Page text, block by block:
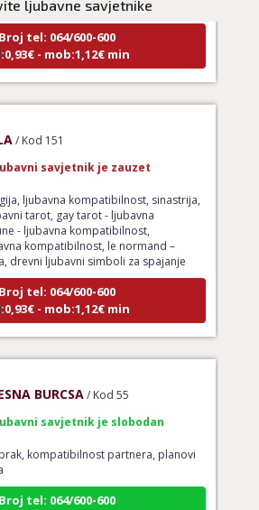
ljubavne savjetnike
tel: 064/600-600
- mob:1,12€ min
ljubavna kompatibilnost, sinastrija,
tarot, gay tarot - ljubavna
- ljubavna kompatibilnost,
kompatibilnost, le normand –
drevni ljubavni simboli za spajanje
tel: 064/600-600
- mob:1,12€ min
kompatibilnost partnera, planovi
tel: 064/600-600
- mob:1,12€ min